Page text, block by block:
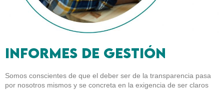
Informes de gestión
Somos conscientes de que el deber ser de la transparencia pasa
por nosotros mismos y se concreta en la exigencia de ser claros